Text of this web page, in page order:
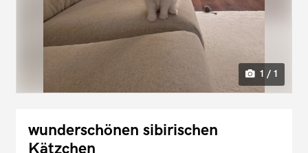
1 / 1
wunderschönen sibirischen
Kätzchen